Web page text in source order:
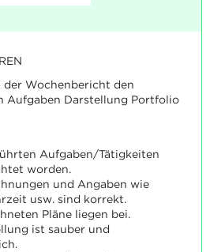
der Wochenbericht den
Aufgaben Darstellung Portfolio
Aufgaben/Tätigkeiten
worden.
und Angaben wie
usw. sind korrekt.
Pläne liegen bei.
ist sauber und